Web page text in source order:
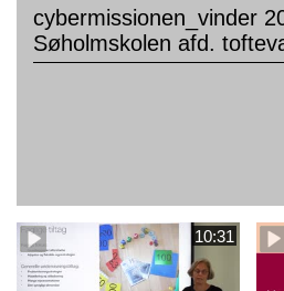
cybermissionen_vinder
Søholmskolen afd.
10:31